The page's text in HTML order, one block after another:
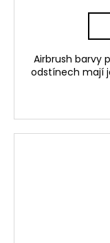
Airbrush barvy
odstínech mají